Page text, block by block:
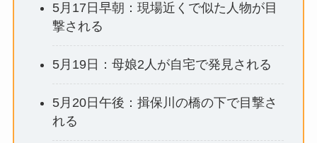
5月17日早朝：現場近くで似た人物が目
撃される
5月19日：母娘2人が自宅で発見される
5月20日午後：揖保川の橋の下で目撃さ
れる